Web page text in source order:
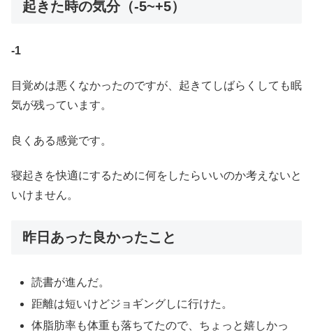
起きた時の気分（-5~+5）
-1
目覚めは悪くなかったのですが、起きてしばらくしても眠
気が残っています。
良くある感覚です。
寝起きを快適にするために何をしたらいいのか考えないと
いけません。
昨日あった良かったこと
読書が進んだ。
距離は短いけどジョギングしに行けた。
体脂肪率も体重も落ちてたので、ちょっと嬉しかっ